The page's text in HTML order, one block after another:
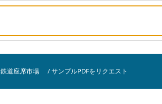
鉄道座席市場 / サンプルPDFをリクエスト